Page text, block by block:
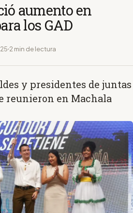
aumento en
los GAD
2 min de lectura
y presidentes de juntas
reunieron en Machala